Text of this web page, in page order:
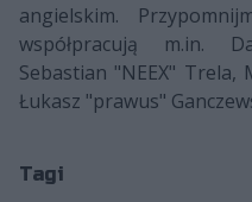
angielskim.
współpracują m.in.
Sebastian "NEEX" Trela,
Łukasz "prawus"
Tagi